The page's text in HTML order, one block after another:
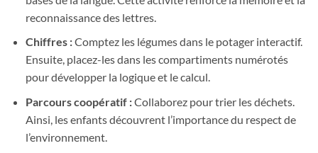
reconnaissance des lettres.
Chiffres :Comptez les légumes dans le potager interactif.
Ensuite, placez-les dans les compartiments numérotés
pour développer la logique et le calcul.
Parcours coopératif :Collaborez pour trier les déchets.
Ainsi, les enfants découvrent l’importance du respect de
l’environnement.